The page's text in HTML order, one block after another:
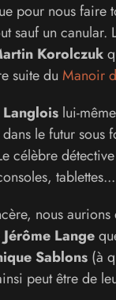
pour nous
sauf un
Korolczuk
suite du Manoir
Langloislui-
le futur sous
célèbre
nous
Jérôme Lange
Sablons(à
peut être de